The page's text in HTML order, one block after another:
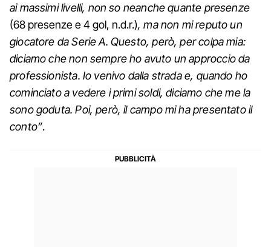
ai massimi livelli, non so neanche quante presenze
(68 presenze e 4 gol, n.d.r.), ma non mi reputo un
giocatore da Serie A. Questo, però, per colpa mia:
diciamo che non sempre ho avuto un approccio da
professionista. Io venivo dalla strada e, quando ho
cominciato a vedere i primi soldi, diciamo che me la
sono goduta. Poi, però, il campo mi ha presentato il
conto”.